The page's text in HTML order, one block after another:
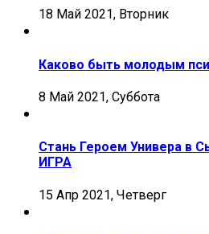
18 Май 2021, Вторник
Каково быть молодым
8 Май 2021, Суббота
Стань Героем Универа в
ИГРА
15 Апр 2021, Четверг